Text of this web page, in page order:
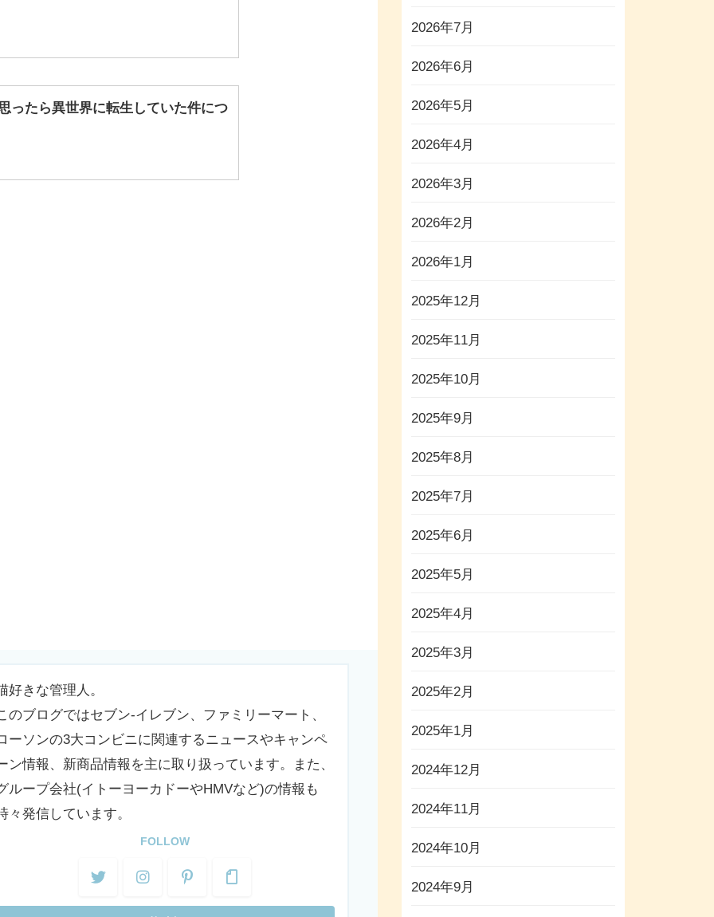
ったら異世界に転生していた件につ
好きな管理人。
のブログではセブン-イレブン、ファミリーマート、
ーソンの3大コンビニに関連するニュースやキャンペ
ン情報、新商品情報を主に取り扱っています。また、
ループ会社(イトーヨーカドーやHMVなど)の情報も
々発信しています。
FOLLOW
2026年7月
2026年6月
2026年5月
2026年4月
2026年3月
2026年2月
2026年1月
2025年12月
2025年11月
2025年10月
2025年9月
2025年8月
2025年7月
2025年6月
2025年5月
2025年4月
2025年3月
2025年2月
2025年1月
2024年12月
2024年11月
2024年10月
2024年9月